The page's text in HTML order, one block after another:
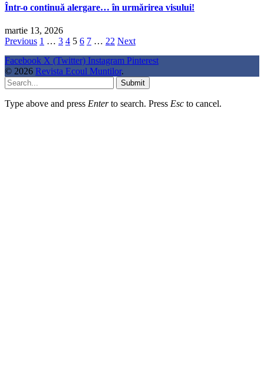
Într-o continuă alergare… în urmărirea visului!
martie 13, 2026
Previous 1 … 3 4 5 6 7 … 22 Next
Facebook X (Twitter) Instagram Pinterest
© 2026 Revista Ecoul Muntilor.
Submit
Type above and press Enterto search. Press Esc to cancel.